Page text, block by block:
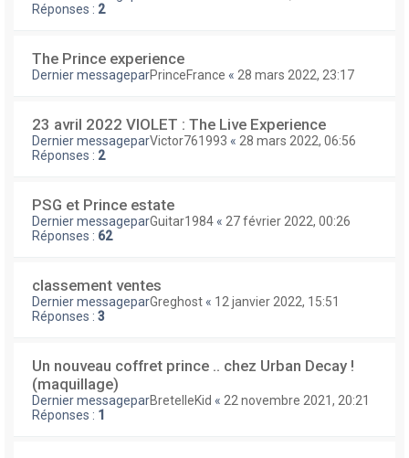
Réponses : 2
The Prince experience
Dernier messageparPrinceFrance « 28 mars 2022, 23:17
23 avril 2022 VIOLET : The Live Experience
Dernier messageparVictor761993 « 28 mars 2022, 06:56
Réponses : 2
PSG et Prince estate
Dernier messageparGuitar1984 « 27 février 2022, 00:26
Réponses : 62
classement ventes
Dernier messageparGreghost « 12 janvier 2022, 15:51
Réponses : 3
Un nouveau coffret prince .. chez Urban Decay !
(maquillage)
Dernier messageparBretelleKid « 22 novembre 2021, 20:21
Réponses : 1